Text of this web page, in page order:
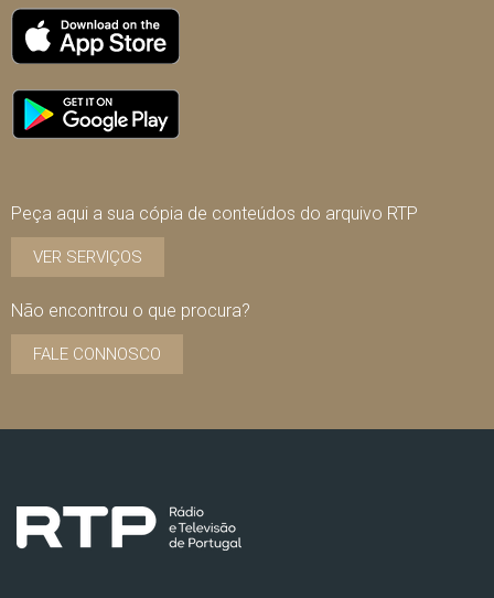
Peça aqui a sua cópia de conteúdos do arquivo RTP
VER SERVIÇOS
Não encontrou o que procura?
FALE CONNOSCO